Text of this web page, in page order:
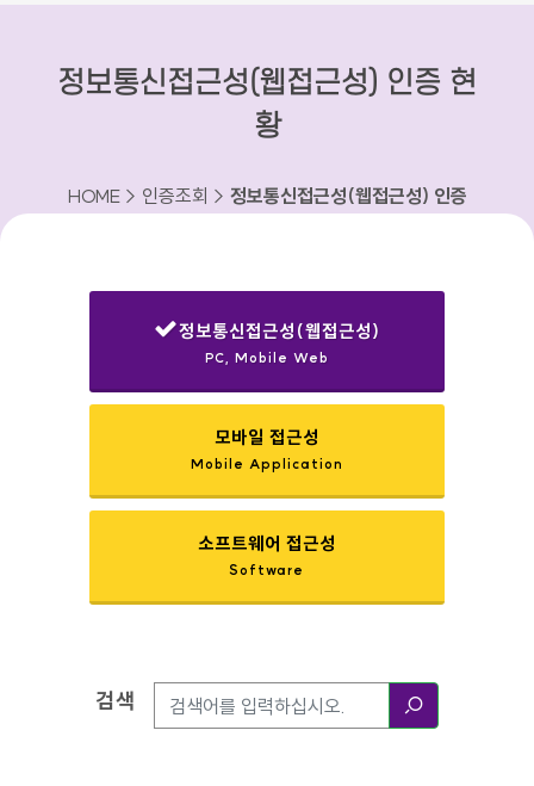
정보통신접근성(웹접근성) 인증 현
황
HOME > 인증조회 > 정보통신접근성(웹접근성) 인증
정보통신접근성(웹접근성)
PC, Mobile Web
모바일 접근성
Mobile Application
소프트웨어 접근성
Software
검색옵션
검색